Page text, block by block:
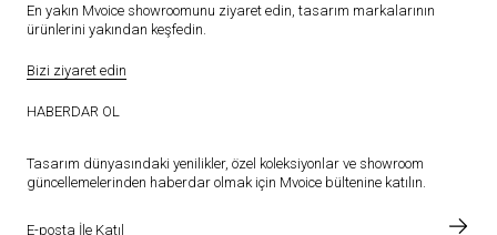
En yakın Mvoice showroomunu ziyaret edin, tasarım markalarının
ürünlerini yakından keşfedin.
Bizi ziyaret edin
HABERDAR OL
Tasarım dünyasındaki yenilikler, özel koleksiyonlar ve showroom
güncellemelerinden haberdar olmak için Mvoice bültenine katılın.